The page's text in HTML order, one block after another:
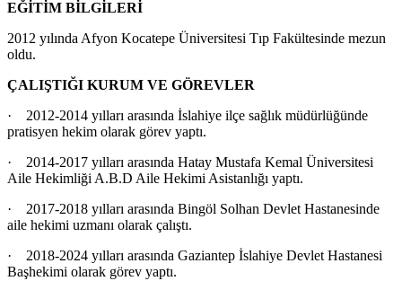
EĞİTİM BİLGİLERİ
2012 yılında Afyon Kocatepe Üniversitesi Tıp Fakültesinde mezun
oldu.
ÇALIŞTIĞI KURUM VE GÖREVLER
·
2012-2014 yılları arasında İslahiye ilçe sağlık müdürlüğünde
pratisyen hekim olarak görev yaptı.
·
2014-2017 yılları arasında Hatay Mustafa Kemal Üniversitesi
Aile Hekimliği A.B.D Aile Hekimi Asistanlığı yaptı.
·
2017-2018 yılları arasında Bingöl Solhan Devlet Hastanesinde
aile hekimi uzmanı olarak çalıştı.
·
2018-2024 yılları arasında Gaziantep İslahiye Devlet Hastanesi
Başhekimi olarak görev yaptı.